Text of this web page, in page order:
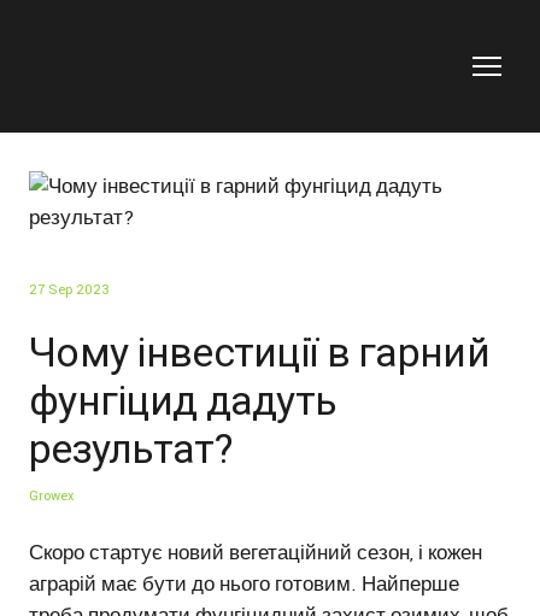
27 Sep 2023
Чому інвестиції в гарний
фунгіцид дадуть
результат?
Growex
Скоро стартує новий вегетаційний сезон, і кожен
аграрій має бути до нього готовим. Найперше